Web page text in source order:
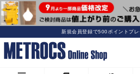
新規会員登録で500ポイントプレ